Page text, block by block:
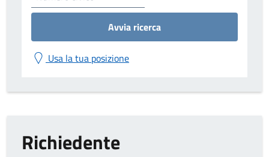
Avvia ricerca
Usa la tua posizione
Richiedente